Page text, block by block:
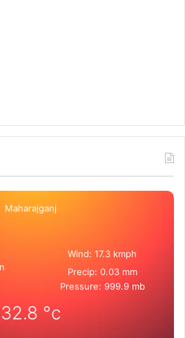
Maharajganj
Wind: 17.3 kmph
Precip: 0.03 mm
Pressure: 999.9 mb
32.8 °c